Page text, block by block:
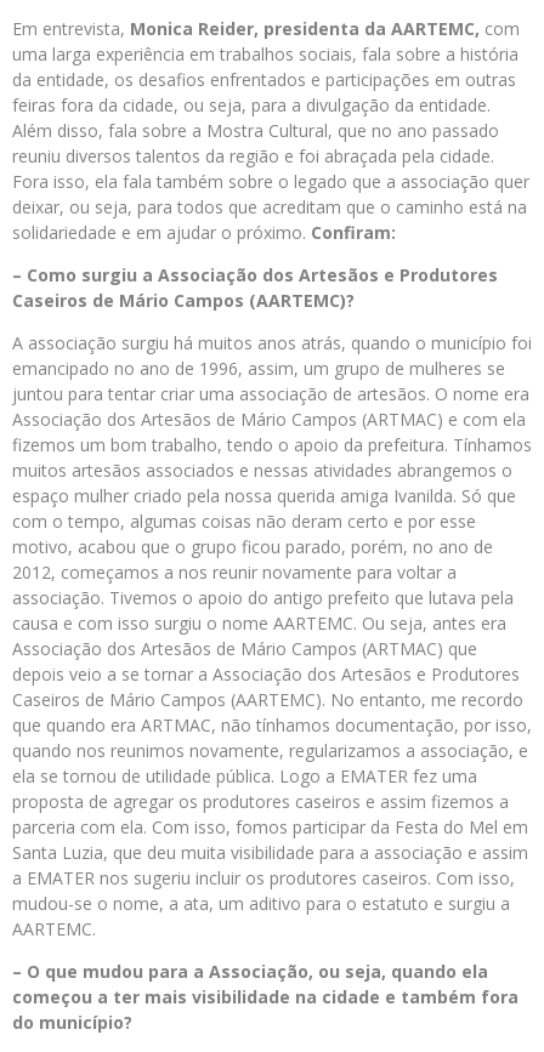
Em entrevista, Monica Reider, presidenta da AARTEMC, com
uma larga experiência em trabalhos sociais, fala sobre a história
da entidade, os desafios enfrentados e participações em outras
feiras fora da cidade, ou seja, para a divulgação da entidade.
Além disso, fala sobre a Mostra Cultural, que no ano passado
reuniu diversos talentos da região e foi abraçada pela cidade.
Fora isso, ela fala também sobre o legado que a associação quer
deixar, ou seja, para todos que acreditam que o caminho está na
solidariedade e em ajudar o próximo. Confiram:
– Como surgiu a Associação dos Artesãos e Produtores
Caseiros de Mário Campos (AARTEMC)?
A associação surgiu há muitos anos atrás, quando o município foi
emancipado no ano de 1996, assim, um grupo de mulheres se
juntou para tentar criar uma associação de artesãos. O nome era
Associação dos Artesãos de Mário Campos (ARTMAC) e com ela
fizemos um bom trabalho, tendo o apoio da prefeitura. Tínhamos
muitos artesãos associados e nessas atividades abrangemos o
espaço mulher criado pela nossa querida amiga Ivanilda. Só que
com o tempo, algumas coisas não deram certo e por esse
motivo, acabou que o grupo ficou parado, porém, no ano de
2012, começamos a nos reunir novamente para voltar a
associação. Tivemos o apoio do antigo prefeito que lutava pela
causa e com isso surgiu o nome AARTEMC. Ou seja, antes era
Associação dos Artesãos de Mário Campos (ARTMAC) que
depois veio a se tornar a Associação dos Artesãos e Produtores
Caseiros de Mário Campos (AARTEMC). No entanto, me recordo
que quando era ARTMAC, não tínhamos documentação, por isso,
quando nos reunimos novamente, regularizamos a associação, e
ela se tornou de utilidade pública. Logo a EMATER fez uma
proposta de agregar os produtores caseiros e assim fizemos a
parceria com ela. Com isso, fomos participar da Festa do Mel em
Santa Luzia, que deu muita visibilidade para a associação e assim
a EMATER nos sugeriu incluir os produtores caseiros. Com isso,
mudou-se o nome, a ata, um aditivo para o estatuto e surgiu a
AARTEMC.
– O que mudou para a Associação, ou seja, quando ela
começou a ter mais visibilidade na cidade e também fora
do município?